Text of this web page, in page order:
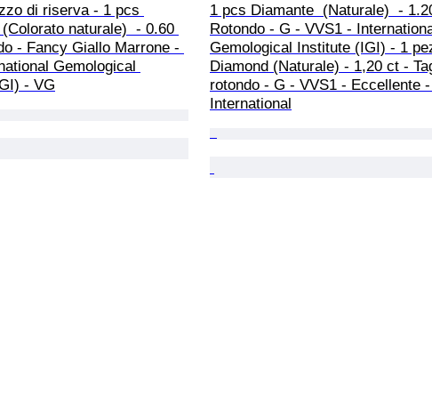
di riserva - 1 pcs
naturale)  - 0.60
- Fancy Giallo Marrone -
Gemological
- VG
1 pcs Diamante  (Naturale)  -
Rotondo - G - VVS1 -
Gemological Institute (IGI) - 1
Diamond (Naturale) - 1,20 ct -
rotondo - G - VVS1 - Eccellente -
International